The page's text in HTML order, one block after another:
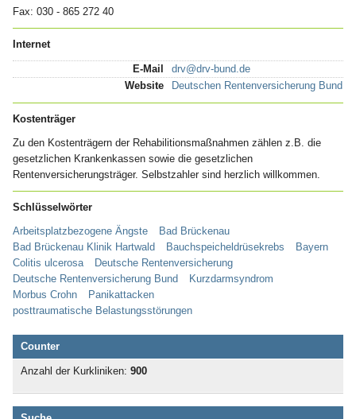
Fax: 030 - 865 272 40
Internet
E-Mail
drv@drv-bund.de
Website
Deutschen Rentenversicherung Bund
Kostenträger
Zu den Kostenträgern der Rehabilitionsmaßnahmen zählen z.B. die
gesetzlichen Krankenkassen sowie die gesetzlichen
Rentenversicherungsträger. Selbstzahler sind herzlich willkommen.
Schlüsselwörter
Arbeitsplatzbezogene Ängste
Bad Brückenau
Bad Brückenau Klinik Hartwald
Bauchspeicheldrüsekrebs
Bayern
Colitis ulcerosa
Deutsche Rentenversicherung
Deutsche Rentenversicherung Bund
Kurzdarmsyndrom
Morbus Crohn
Panikattacken
posttraumatische Belastungsstörungen
Counter
Anzahl der Kurkliniken: 900